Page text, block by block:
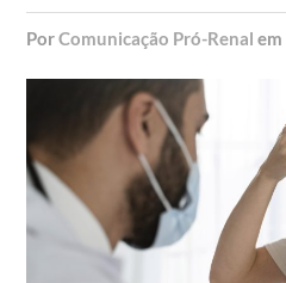
porComunicação Pró-Renal em